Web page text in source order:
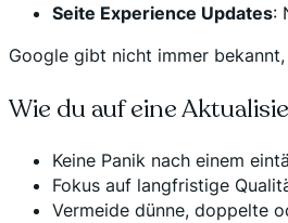
Seite Experience Updates:
Google gibt nicht immer
Wie du auf eine
Keine Panik nach einem
Fokus auf langfristige
Vermeide dünne, doppelte